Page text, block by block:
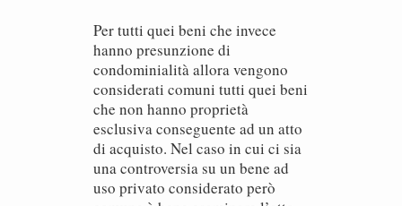
Per tutti quei beni che invece
hanno presunzione di
condominialità allora vengono
considerati comuni tutti quei beni
che non hanno proprietà
esclusiva conseguente ad un atto
di acquisto. Nel caso in cui ci sia
una controversia su un bene ad
uso privato considerato però